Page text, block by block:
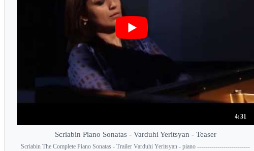
4:31
Scriabin Piano Sonatas - Varduhi Yeritsyan - Teaser
Scriabin The Complete Piano Sonatas - Trailer Varduhi Yeritsyan - piano --------------------------